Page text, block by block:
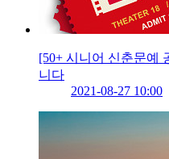
[50+ 시니어 신춘문예
니다
2021-08-27 10:00